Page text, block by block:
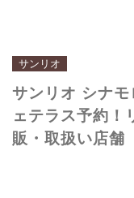
サンリオ
サンリオ シナ
ェテラス予約！
販・取扱い店舗